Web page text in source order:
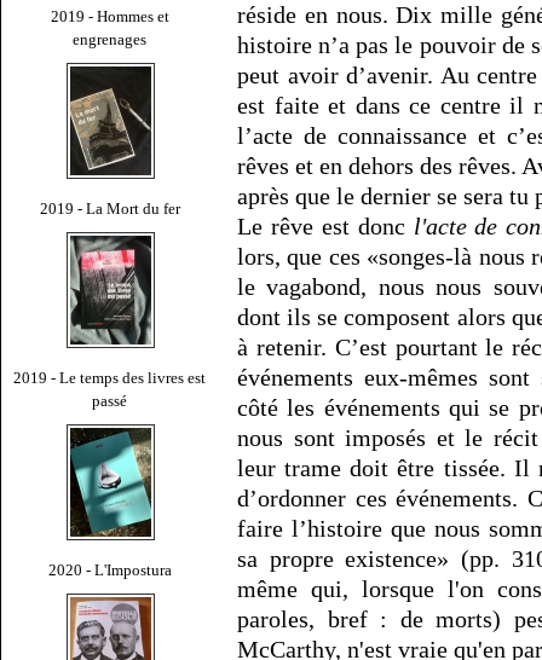
2019 - Hommes et
engrenages
2019 - La Mort du fer
2019 - Le temps des livres est
passé
2020 - L'Impostura
réside en nous. Dix mille
histoire n’a pas le pouvoir de
peut avoir d’avenir. Au
est faite et dans ce centre il
l’acte de connaissance et
rêves et en dehors des rêves.
après que le dernier se sera
Le rêve est donc l'acte de
lors, que ces «songes-là nous
le vagabond, nous nous
dont ils se composent alors
à retenir. C’est pourtant le
événements eux-mêmes
côté les événements qui se
nous sont imposés et le
leur trame doit être tissée. Il
d’ordonner ces événements.
faire l’histoire que nous
sa propre existence» (pp.
même qui, lorsque l'on
paroles, bref : de morts)
McCarthy, n'est vraie qu'en